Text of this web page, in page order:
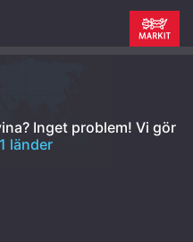
Inget problem! Vi gör
länder